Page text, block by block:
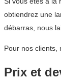
obtiendrez une
débarras, nous
Pour nos clients,
Prix et